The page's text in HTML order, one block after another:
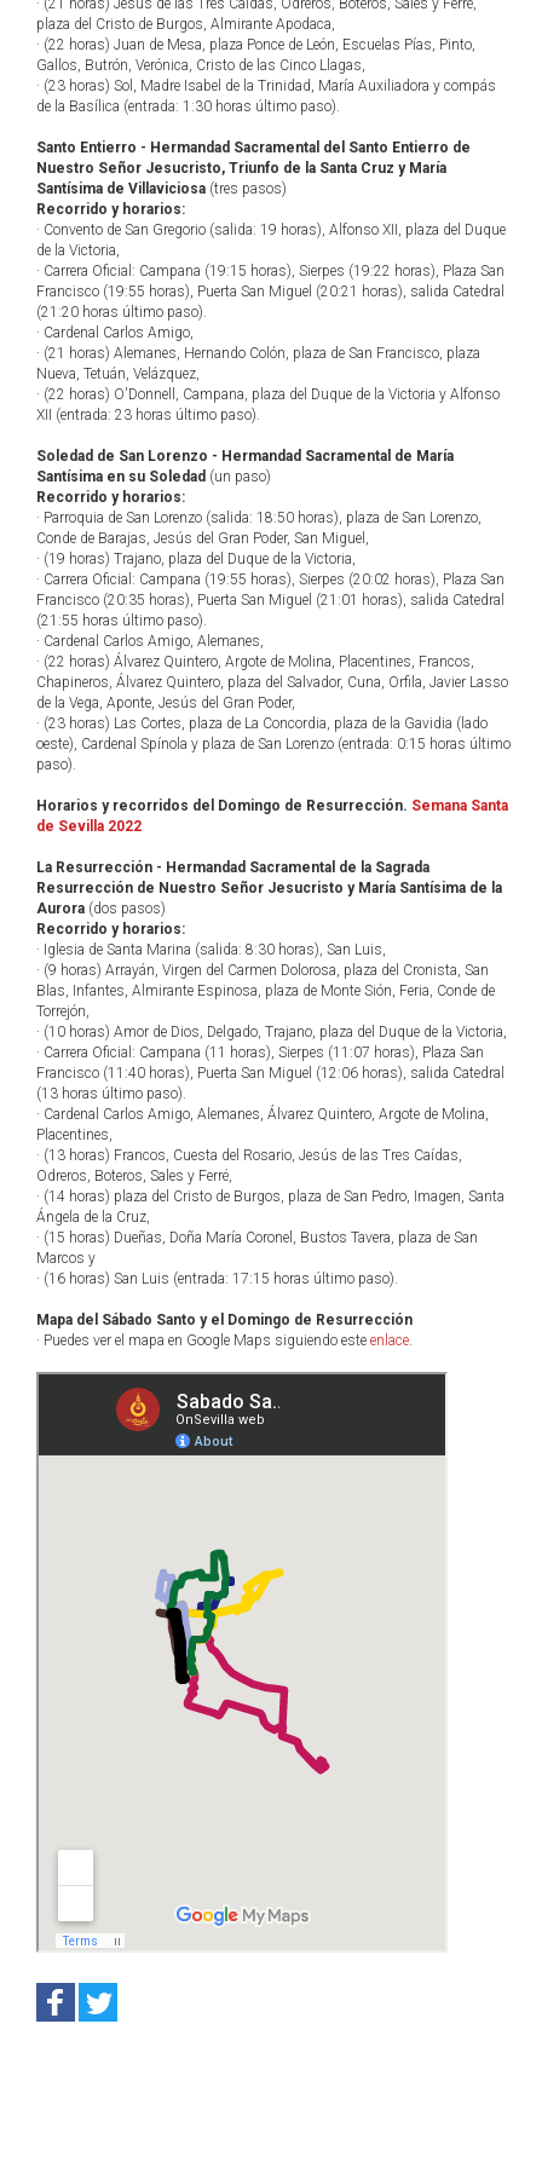
· (21 horas) Jesús de las Tres Caídas, Odreros, Boteros, Sales y Ferré,
plaza del Cristo de Burgos, Almirante Apodaca,
· (22 horas) Juan de Mesa, plaza Ponce de León, Escuelas Pías, Pinto,
Gallos, Butrón, Verónica, Cristo de las Cinco Llagas,
· (23 horas) Sol, Madre Isabel de la Trinidad, María Auxiliadora y compás
de la Basílica (entrada: 1:30 horas último paso).
Santo Entierro - Hermandad Sacramental del Santo Entierro de
Nuestro Señor Jesucristo, Triunfo de la Santa Cruz y María
Santísima de Villaviciosa (tres pasos)
Recorrido y horarios:
· Convento de San Gregorio (salida: 19 horas), Alfonso XII, plaza del Duque
de la Victoria,
· Carrera Oficial: Campana (19:15 horas), Sierpes (19:22 horas), Plaza San
Francisco (19:55 horas), Puerta San Miguel (20:21 horas), salida Catedral
(21:20 horas último paso).
· Cardenal Carlos Amigo,
· (21 horas) Alemanes, Hernando Colón, plaza de San Francisco, plaza
Nueva, Tetuán, Velázquez,
· (22 horas) O'Donnell, Campana, plaza del Duque de la Victoria y Alfonso
XII (entrada: 23 horas último paso).
Soledad de San Lorenzo - Hermandad Sacramental de María
Santísima en su Soledad (un paso)
Recorrido y horarios:
· Parroquia de San Lorenzo (salida: 18:50 horas), plaza de San Lorenzo,
Conde de Barajas, Jesús del Gran Poder, San Miguel,
· (19 horas) Trajano, plaza del Duque de la Victoria,
· Carrera Oficial: Campana (19:55 horas), Sierpes (20:02 horas), Plaza San
Francisco (20:35 horas), Puerta San Miguel (21:01 horas), salida Catedral
(21:55 horas último paso).
· Cardenal Carlos Amigo, Alemanes,
· (22 horas) Álvarez Quintero, Argote de Molina, Placentines, Francos,
Chapineros, Álvarez Quintero, plaza del Salvador, Cuna, Orfila, Javier Lasso
de la Vega, Aponte, Jesús del Gran Poder,
· (23 horas) Las Cortes, plaza de La Concordia, plaza de la Gavidia (lado
oeste), Cardenal Spínola y plaza de San Lorenzo (entrada: 0:15 horas último
paso).
Horarios y recorridos del Domingo de Resurrección. Semana Santa
de Sevilla 2022
La Resurrección - Hermandad Sacramental de la Sagrada
Resurrección de Nuestro Señor Jesucristo y María Santísima de la
Aurora (dos pasos)
Recorrido y horarios:
· Iglesia de Santa Marina (salida: 8:30 horas), San Luis,
· (9 horas) Arrayán, Virgen del Carmen Dolorosa, plaza del Cronista, San
Blas, Infantes, Almirante Espinosa, plaza de Monte Sión, Feria, Conde de
Torrejón,
· (10 horas) Amor de Dios, Delgado, Trajano, plaza del Duque de la Victoria,
· Carrera Oficial: Campana (11 horas), Sierpes (11:07 horas), Plaza San
Francisco (11:40 horas), Puerta San Miguel (12:06 horas), salida Catedral
(13 horas último paso).
· Cardenal Carlos Amigo, Alemanes, Álvarez Quintero, Argote de Molina,
Placentines,
· (13 horas) Francos, Cuesta del Rosario, Jesús de las Tres Caídas,
Odreros, Boteros, Sales y Ferré,
· (14 horas) plaza del Cristo de Burgos, plaza de San Pedro, Imagen, Santa
Ángela de la Cruz,
· (15 horas) Dueñas, Doña María Coronel, Bustos Tavera, plaza de San
Marcos y
· (16 horas) San Luis (entrada: 17:15 horas último paso).
Mapa del Sábado Santo y el Domingo de Resurrección
· Puedes ver el mapa en Google Maps siguiendo este enlace.